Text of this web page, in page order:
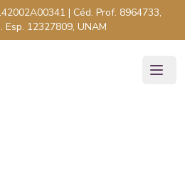
| Céd. Prof. 8964733,
Esp. 12327809, UNAM